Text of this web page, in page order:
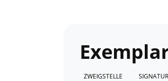
ZWEIGSTELLE SIGNATUR